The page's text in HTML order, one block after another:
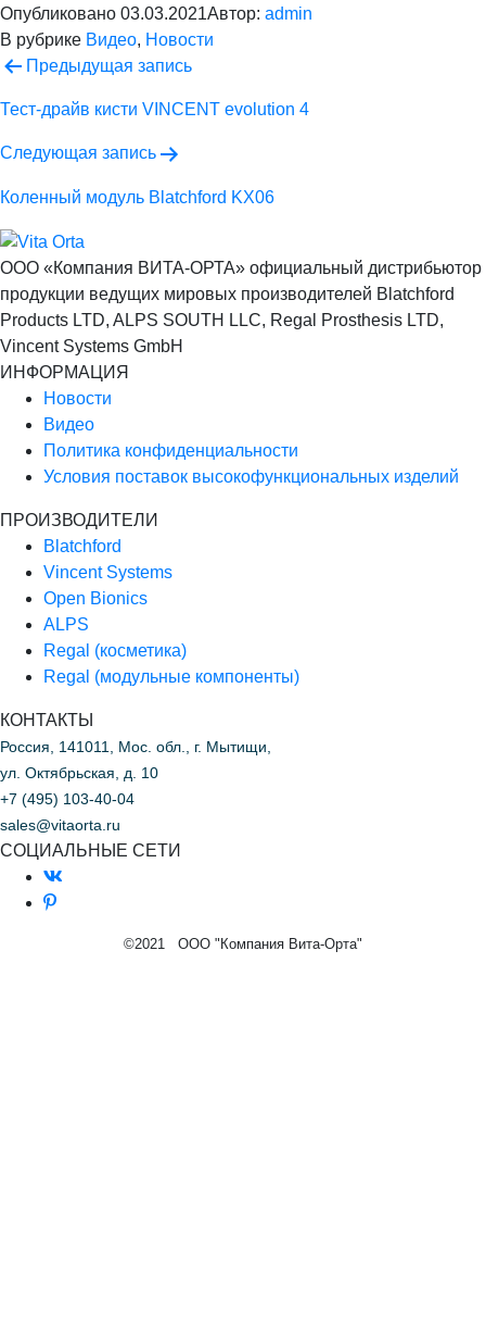
Опубликовано 03.03.2021Автор: admin
В рубрике Видео, Новости
Навигация
по
записям
Предыдущая запись
Тест-драйв кисти VINCENT evolution 4
Следующая запись
Коленный модуль Blatchford KX06
ООО «Компания ВИТА-ОРТА» официальный дистрибьютор
продукции ведущих мировых производителей Blatchford
Products LTD, ALPS SOUTH LLC, Regal Prosthesis LTD,
Vincent Systems GmbH
ИНФОРМАЦИЯ
Новости
Видео
Политика конфиденциальности
Условия поставок высокофункциональных изделий
ПРОИЗВОДИТЕЛИ
Blatchford
Vincent Systems
Open Bionics
ALPS
Regal (косметика)
Regal (модульные компоненты)
КОНТАКТЫ
Россия, 141011, Мос. обл., г. Мытищи,
ул. Октябрьская, д. 10
+7 (495) 103-40-04
sales@vitaorta.ru
СОЦИАЛЬНЫЕ СЕТИ
©2021 ООО "Компания Вита-Орта"